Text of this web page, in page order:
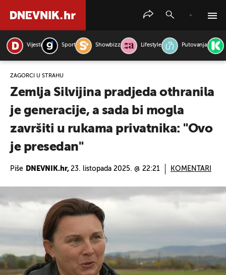
Vijesti Sport Showbizz Lifestyle Putovanja
ZAGORCI U STRAHU
Zemlja Silvijina pradjeda othranila
je generacije, a sada bi mogla
završiti u rukama privatnika: "Ovo
je presedan"
Piše DNEVNIK.hr, 23. listopada 2025. @ 22:21 KOMENTARI
PRETRAŽITE VIJESTI